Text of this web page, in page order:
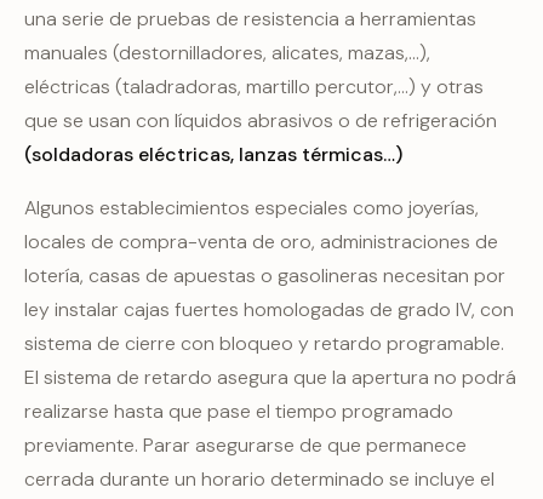
una serie de pruebas de resistencia a herramientas
manuales (destornilladores, alicates, mazas,…),
eléctricas (taladradoras, martillo percutor,…) y otras
que se usan con líquidos abrasivos o de refrigeración
(soldadoras eléctricas, lanzas térmicas…)
Algunos establecimientos especiales como joyerías,
locales de compra-venta de oro, administraciones de
lotería, casas de apuestas o gasolineras necesitan por
ley instalar cajas fuertes homologadas de grado IV, con
sistema de cierre con bloqueo y retardo programable.
El sistema de retardo asegura que la apertura no podrá
realizarse hasta que pase el tiempo programado
previamente. Parar asegurarse de que permanece
cerrada durante un horario determinado se incluye el